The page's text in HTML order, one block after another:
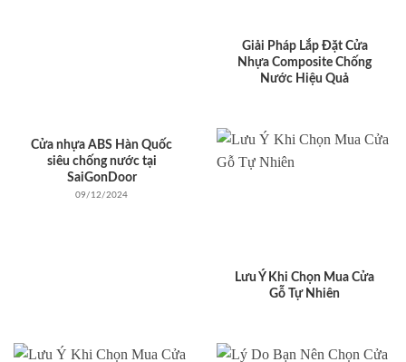
Giải Pháp Lắp Đặt Cửa
Nhựa Composite Chống
Nước Hiệu Quả
Cửa nhựa ABS Hàn Quốc
siêu chống nước tại
SaiGonDoor
09/12/2024
Lưu Ý Khi Chọn Mua Cửa
Gỗ Tự Nhiên